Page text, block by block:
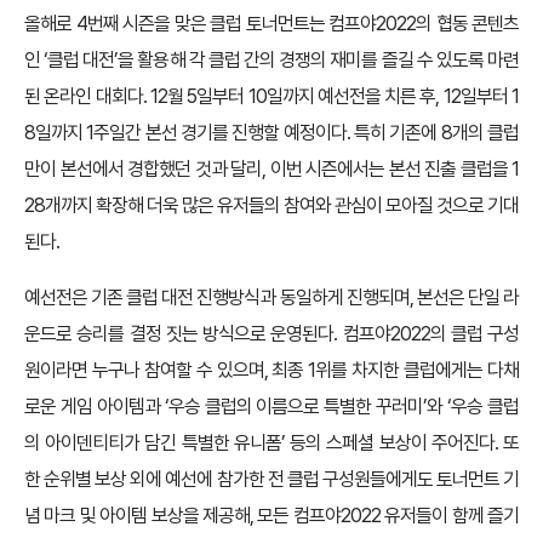
올해로 4번째 시즌을 맞은 클럽 토너먼트는 컴프야2022의 협동 콘텐츠
인 ‘클럽 대전’을 활용해 각 클럽 간의 경쟁의 재미를 즐길 수 있도록 마련
된 온라인 대회다. 12월 5일부터 10일까지 예선전을 치른 후, 12일부터 1
8일까지 1주일간 본선 경기를 진행할 예정이다. 특히 기존에 8개의 클럽
만이 본선에서 경합했던 것과 달리, 이번 시즌에서는 본선 진출 클럽을 1
28개까지 확장해 더욱 많은 유저들의 참여와 관심이 모아질 것으로 기대
된다.
예선전은 기존 클럽 대전 진행방식과 동일하게 진행되며, 본선은 단일 라
운드로 승리를 결정 짓는 방식으로 운영된다. 컴프야2022의 클럽 구성
원이라면 누구나 참여할 수 있으며, 최종 1위를 차지한 클럽에게는 다채
로운 게임 아이템과 ‘우승 클럽의 이름으로 특별한 꾸러미’와 ‘우승 클럽
의 아이덴티티가 담긴 특별한 유니폼’ 등의 스페셜 보상이 주어진다. 또
한 순위별 보상 외에 예선에 참가한 전 클럽 구성원들에게도 토너먼트 기
념 마크 및 아이템 보상을 제공해, 모든 컴프야2022 유저들이 함께 즐기